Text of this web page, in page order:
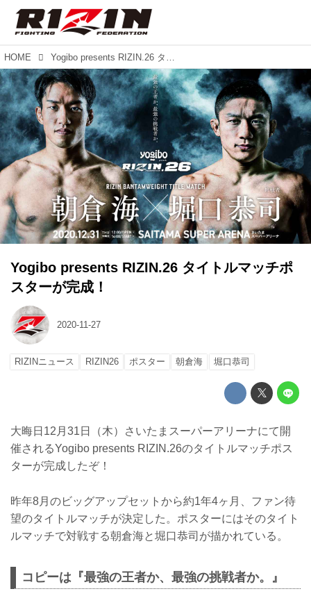
HOME Yogibo presents RIZIN.26 タイトルマッチポスターが完成！
Yogibo presents RIZIN.26 タイトルマッチポ
スターが完成！
2020-11-27
RIZINニュース RIZIN26 ポスター 朝倉海 堀口恭司
大晦日12月31日（木）さいたまスーパーアリーナにて開
催されるYogibo presents RIZIN.26のタイトルマッチポス
ターが完成したぞ！
昨年8月のビッグアップセットから約1年4ヶ月、ファン待
望のタイトルマッチが決定した。ポスターにはそのタイト
ルマッチで対戦する朝倉海と堀口恭司が描かれている。
コピーは『最強の王者か、最強の挑戦者か。』